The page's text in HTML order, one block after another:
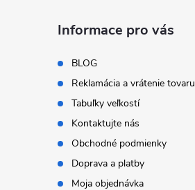
Informace pro vás
BLOG
Reklamácia a vrátenie tovaru
Tabuľky veľkostí
Kontaktujte nás
Obchodné podmienky
Doprava a platby
Moja objednávka